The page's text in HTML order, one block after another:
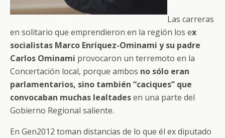
Las carreras
en solitario que emprendieron en la región los ex
socialistas Marco Enríquez-Ominami y su padre
Carlos Ominami provocaron un terremoto en la
Concertación local, porque ambos no sólo eran
parlamentarios, sino también “caciques” que
convocaban muchas lealtadesen una parte del
Gobierno Regional saliente.
En Gen2012 toman distancias de lo que él ex diputado